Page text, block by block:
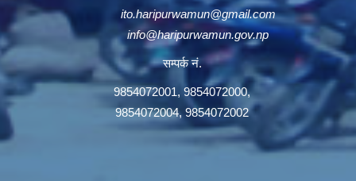
ito.haripurwamun@gmail.com
info@haripurwamun.gov.np
सम्पर्क नं.
9854072001, 9854072000,
9854072004, 9854072002